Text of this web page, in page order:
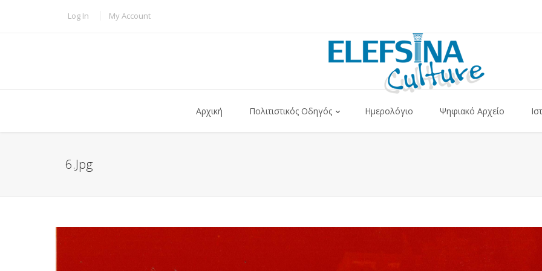
TOPBAR MENU
Log In My Account
Αρχική Πολιτιστικός Οδηγός Ημερολόγιο Ψηφιακό Αρχείο
6.jpg